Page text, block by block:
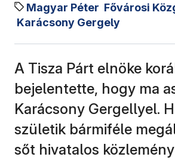
Magyar Péter Fővárosi
Karácsony Gergely
A Tisza Párt elnöke
bejelentette, hogy ma
Karácsony Gergellyel.
születik bármiféle
sőt hivatalos